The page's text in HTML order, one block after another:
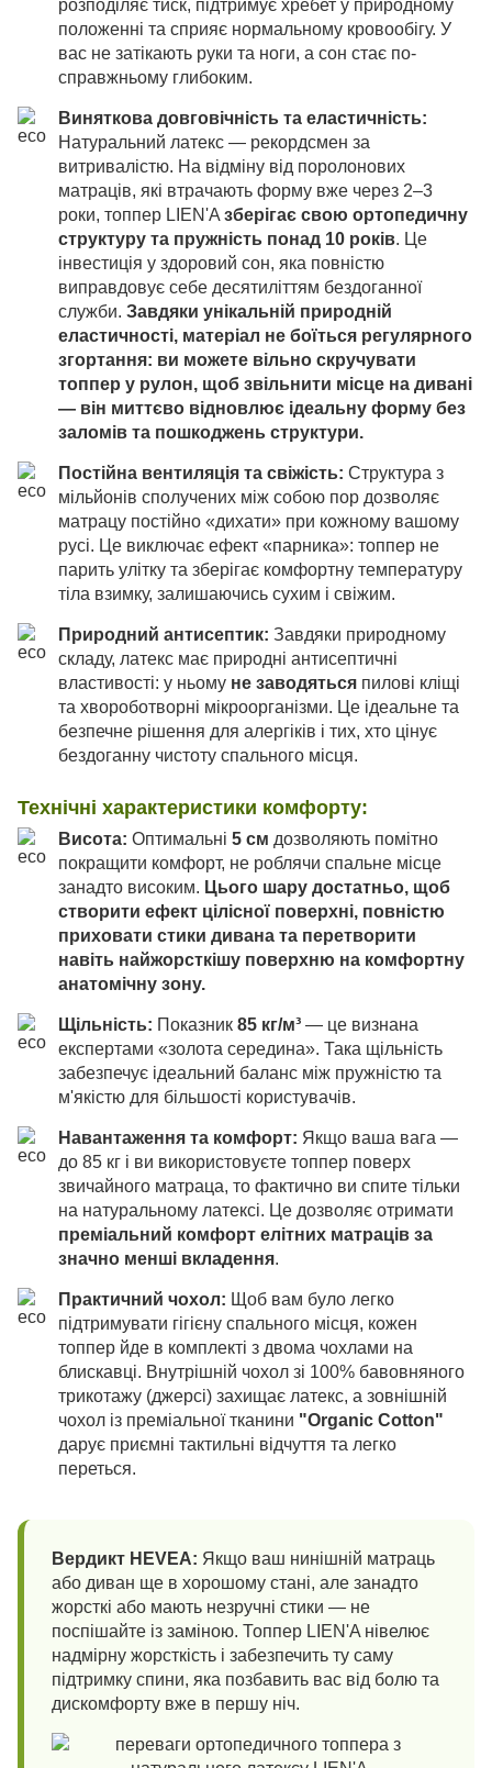
розподіляє тиск, підтримує хребет у природному
положенні та сприяє нормальному кровообігу. У
вас не затікають руки та ноги, а сон стає по-
справжньому глибоким.
Виняткова довговічність та еластичність:
Натуральний латекс — рекордсмен за
витривалістю. На відміну від поролонових
матраців, які втрачають форму вже через 2–3
роки, топпер LIEN'A зберігає свою ортопедичну
структуру та пружність понад 10 років. Це
інвестиція у здоровий сон, яка повністю
виправдовує себе десятиліттям бездоганної
служби. Завдяки унікальній природній
еластичності, матеріал не боїться регулярного
згортання: ви можете вільно скручувати
топпер у рулон, щоб звільнити місце на дивані
— він миттєво відновлює ідеальну форму без
заломів та пошкоджень структури.
Постійна вентиляція та свіжість: Структура з
мільйонів сполучених між собою пор дозволяє
матрацу постійно «дихати» при кожному вашому
русі. Це виключає ефект «парника»: топпер не
парить улітку та зберігає комфортну температуру
тіла взимку, залишаючись сухим і свіжим.
Природний антисептик: Завдяки природному
складу, латекс має природні антисептичні
властивості: у ньому не заводяться пилові кліщі
та хвороботворні мікроорганізми. Це ідеальне та
безпечне рішення для алергіків і тих, хто цінує
бездоганну чистоту спального місця.
Технічні характеристики комфорту:
Висота: Оптимальні 5 см дозволяють помітно
покращити комфорт, не роблячи спальне місце
занадто високим. Цього шару достатньо, щоб
створити ефект цілісної поверхні, повністю
приховати стики дивана та перетворити
навіть найжорсткішу поверхню на комфортну
анатомічну зону.
Щільність: Показник 85 кг/м³ — це визнана
експертами «золота середина». Така щільність
забезпечує ідеальний баланс між пружністю та
м'якістю для більшості користувачів.
Навантаження та комфорт: Якщо ваша вага —
до 85 кг і ви використовуєте топпер поверх
звичайного матраца, то фактично ви спите тільки
на натуральному латексі. Це дозволяє отримати
преміальний комфорт елітних матраців за
значно менші вкладення.
Практичний чохол: Щоб вам було легко
підтримувати гігієну спального місця, кожен
топпер йде в комплекті з двома чохлами на
блискавці. Внутрішній чохол зі 100% бавовняного
трикотажу (джерсі) захищає латекс, а зовнішній
чохол із преміальної тканини "Organic Cotton"
дарує приємні тактильні відчуття та легко
переться.
Вердикт HEVEA: Якщо ваш нинішній матраць
або диван ще в хорошому стані, але занадто
жорсткі або мають незручні стики — не
поспішайте із заміною. Топпер LIEN'A нівелює
надмірну жорсткість і забезпечить ту саму
підтримку спини, яка позбавить вас від болю та
дискомфорту вже в першу ніч.